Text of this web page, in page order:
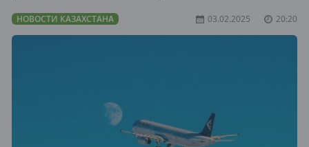
НОВОСТИ КАЗАХСТАНА 03.02.2025 20:20